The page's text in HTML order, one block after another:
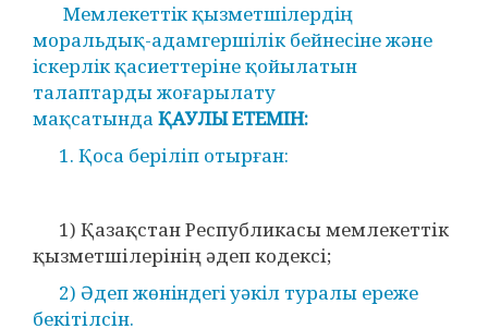
Мемлекеттiк қызметшiлердiң
моральдық-адамгершiлік бейнесiне және
iскерлiк қасиеттеріне қойылатын
талаптарды жоғарылату
мақсатында ҚАУЛЫ ЕТЕМІН:
1. Қоса беріліп отырған:
1) Қазақстан Республикасы мемлекеттік
қызметшілерінің әдеп кодексі;
2) Әдеп жөнiндегi уәкiл туралы ереже
бекітілсін.